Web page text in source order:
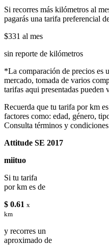
Si recorres más kilómetros al
pagarás una tarifa preferencial
$331 al mes
sin reporte de kilómetros
*La comparación de precios es
mercado, tomada de varios
tarifas aqui presentadas pueden
Recuerda que tu tarifa por km
factores como: edad, género,
Consulta términos y
Attitude SE 2017
miituo
Si tu tarifa
por km es de
$ 0.61 x
km
y recorres un
aproximado de